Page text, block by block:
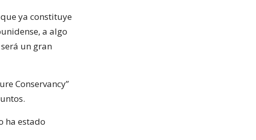
ya constituye
a algo
un gran
Conservancy”
ha estado